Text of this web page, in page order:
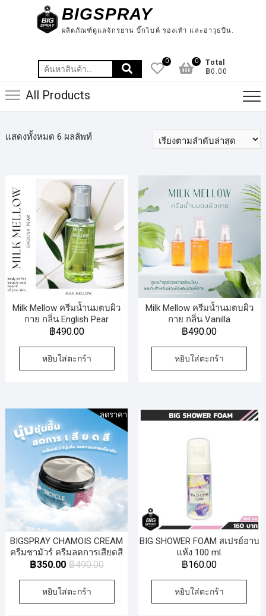
BIGSPRAY
ผลิตภัณฑ์ดูแลจักรยาน บิ๊กไบค์ รองเท้า และอาวุธปืน.
ค้นหา:
0
Total
฿0.00
0
All Products
แสดงทั้งหมด 6 ผลลัพท์
Milk Mellow ครีมน้ำนมตบผิว
กาย กลิ่น English Pear
฿490.00
หยิบใส่ตะกร้า
Milk Mellow ครีมน้ำนมตบผิว
กาย กลิ่น Vanilla
฿490.00
หยิบใส่ตะกร้า
ลดราคา!
BIGSPRAY CHAMOIS CREAM
ครีมชามัวร์ ครีมลดการเสียดสี
และการระคายเคือง
฿490.00
฿350.00
หยิบใส่ตะกร้า
BIG SHOWER FOAM สเปรย์อาบ
แห้ง 100 ml.
฿160.00
หยิบใส่ตะกร้า